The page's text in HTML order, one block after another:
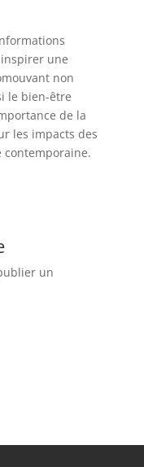
une
non
le bien-être
de la
les impacts des
contemporaine.
un